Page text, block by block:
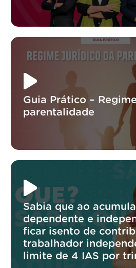
Guia Prático –
parentalidade
Sabia que ao
dependente e
ficar isento de
trabalhador
limite de 4 IAS por